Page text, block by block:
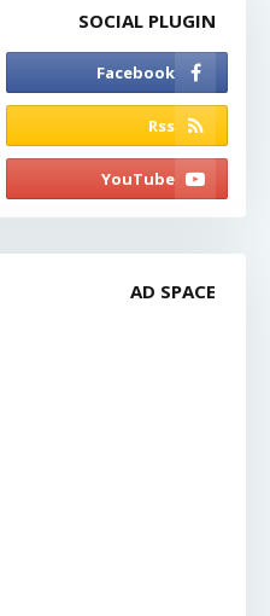
SOCIAL PLUGIN
AD SPACE